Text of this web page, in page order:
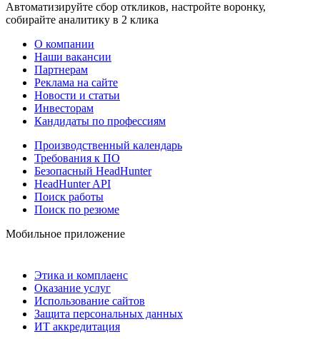
Автоматизируйте сбор откликов, настройте воронку,
собирайте аналитику в 2 клика
О компании
Наши вакансии
Партнерам
Реклама на сайте
Новости и статьи
Инвесторам
Кандидаты по профессиям
Производственный календарь
Требования к ПО
Безопасный HeadHunter
HeadHunter API
Поиск работы
Поиск по резюме
Мобильное приложение
Этика и комплаенс
Оказание услуг
Использование сайтов
Защита персональных данных
ИТ аккредитация